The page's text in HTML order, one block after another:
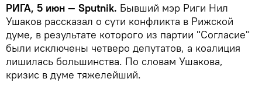
РИГА, 5 июн — Sputnik. Бывший мэр Риги Нил
Ушаков рассказал о сути конфликта в Рижской
думе, в результате которого из партии "Согласие"
были исключены четверо депутатов, а коалиция
лишилась большинства. По словам Ушакова,
кризис в думе тяжелейший.